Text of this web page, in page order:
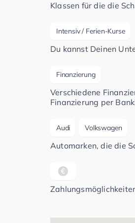
Klassen für die die
Intensiv / Ferien-Kurse
Du kannst Deinen
Finanzierung
Verschiedene
Finanzierung per
Audi Volkswagen
Automarken, die die